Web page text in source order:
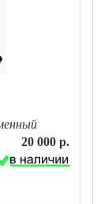
20 000 р.